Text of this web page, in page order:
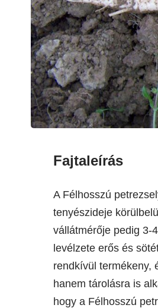
Fajtaleírás
A Félhosszú
tenyészideje
vállátmérője pedig 3-
levélzete erős és
rendkívül termékeny,
hanem tárolásra is
hogy a Félhosszú